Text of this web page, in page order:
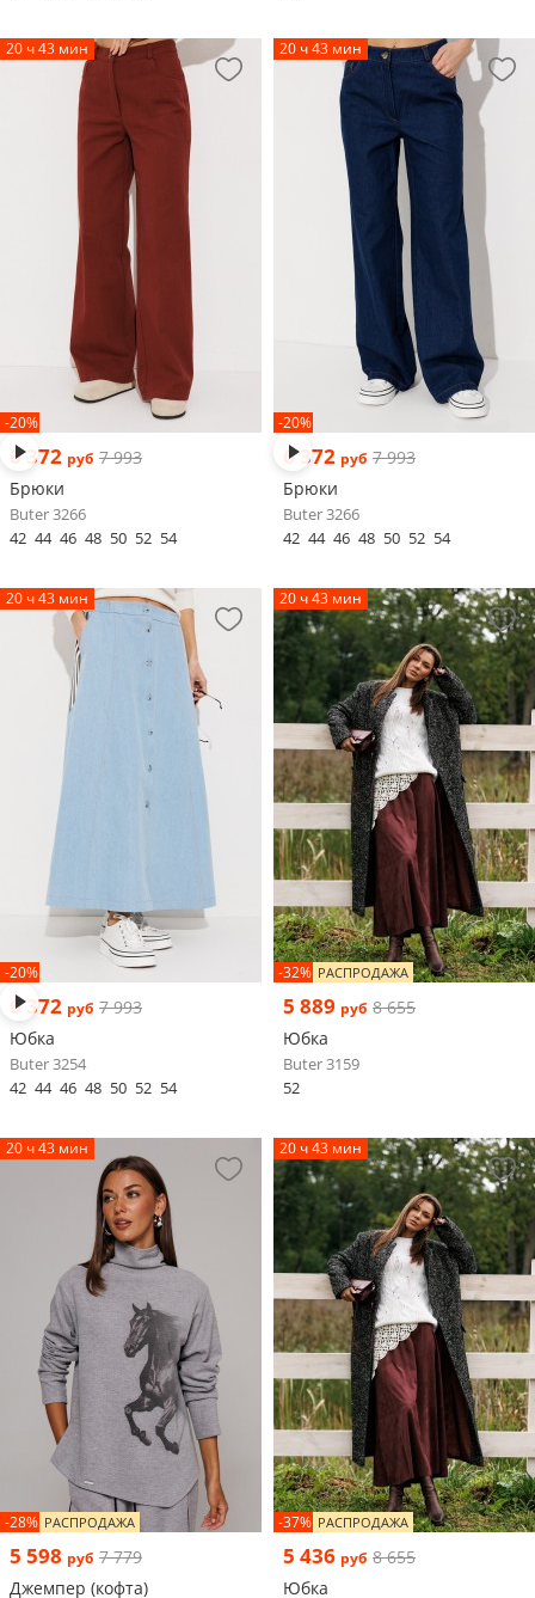
20 ч 43 мин
-20%
6 372 руб 7 993
Брюки
Buter 3266
42 44 46 48 50 52 54
20 ч 43 мин
-20%
6 372 руб 7 993
Брюки
Buter 3266
42 44 46 48 50 52 54
20 ч 43 мин
-20%
6 372 руб 7 993
Юбка
Buter 3254
42 44 46 48 50 52 54
20 ч 43 мин
-32% РАСПРОДАЖА
5 889 руб 8 655
Юбка
Buter 3159
52
20 ч 43 мин
-28% РАСПРОДАЖА
5 598 руб 7 779
Джемпер (кофта)
20 ч 43 мин
-37% РАСПРОДАЖА
5 436 руб 8 655
Юбка